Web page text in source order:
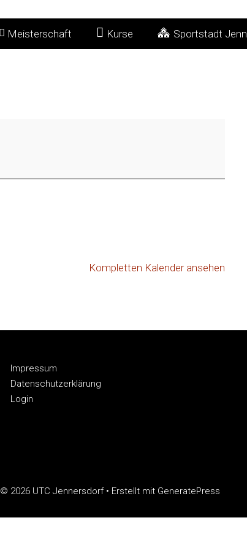
Meisterschaft Kurse Sportstadt
Kompletten Kalender ansehen
Impressum
Datenschutzerklärung
Login
© 2026 UTC Jennersdorf• Erstellt mit GeneratePress